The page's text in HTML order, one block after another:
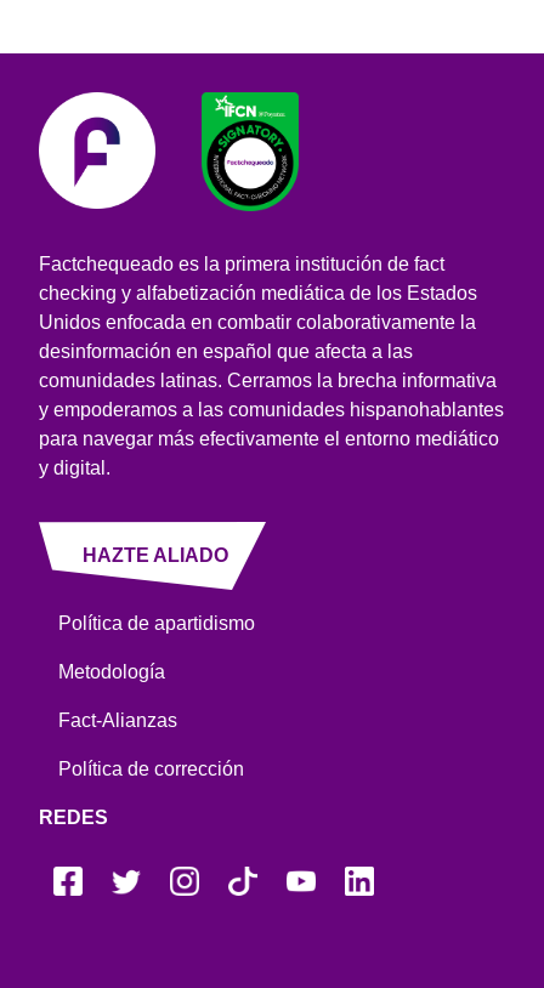
Factchequeado es la primera institución de fact
checking y alfabetización mediática de los Estados
Unidos enfocada en combatir colaborativamente la
desinformación en español que afecta a las
comunidades latinas. Cerramos la brecha informativa
y empoderamos a las comunidades hispanohablantes
para navegar más efectivamente el entorno mediático
y digital.
HAZTE ALIADO
Política de apartidismo
Metodología
Fact-Alianzas
Política de corrección
REDES